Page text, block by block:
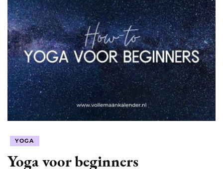
YOGA
Yoga voor beginners